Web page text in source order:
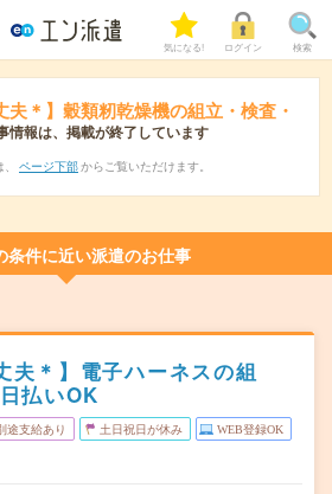
気になる! ログイン 検索
夫＊】穀類籾乾燥機の組立・検査・
情報は、掲載が終了しています
ページ下部 からご覧いただけます。
条件に近い派遣のお仕事
夫＊】電子ハーネスの組
払いOK
途支給あり 土日祝日が休み WEB登録OK